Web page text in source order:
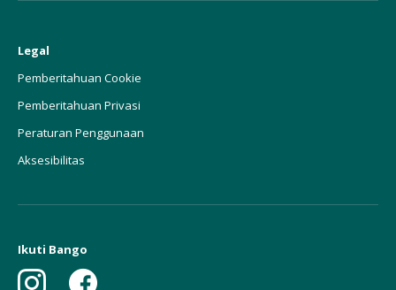
Legal
Pemberitahuan Cookie
Pemberitahuan Privasi
Peraturan Penggunaan
Aksesibilitas
Ikuti Bango